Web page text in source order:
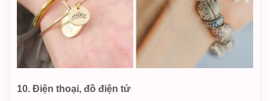
10. Điện thoại, đồ điện tử